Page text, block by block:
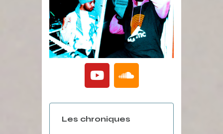
Les chroniques